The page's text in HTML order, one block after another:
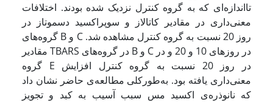
تااندازه‌ای که به گروه کنترل نزدیک شده بودند. اختلافات
معنی‌داری در مقادیر کاتالاز و سوپراکسید دسموتاز در
گروه‌های B و C روز 20 نسبت به گروه کنترل مشاهده شد.
مقادیر TBARS در گروه‌های B و C در روزهای 10 و 20 و در
گروه E در روز 20 نسبت به گروه کنترل افزایش
معنی‌داری یافته بود. به‌طورکلی مطالعه‌ی حاضر نشان داد
که نانوذره‌ی اکسید مس سبب آسیب به کبد و تجویز